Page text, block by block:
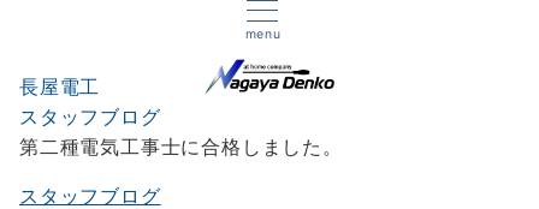
menu
長屋電工
スタッフブログ
第二種電気工事士に合格しました。
スタッフブログ